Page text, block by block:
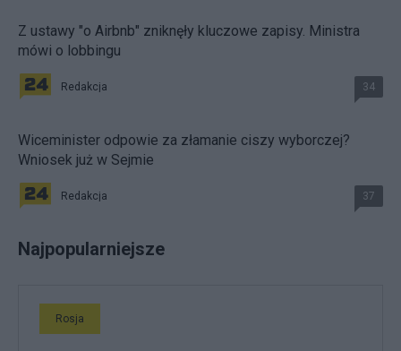
Z ustawy "o Airbnb" zniknęły kluczowe zapisy. Ministra
mówi o lobbingu
Redakcja 34
Wiceminister odpowie za złamanie ciszy wyborczej?
Wniosek już w Sejmie
Redakcja 37
Najpopularniejsze
Rosja